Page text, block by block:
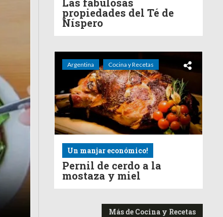
propiedades del Té de
Níspero
Argentina Cocina y Recetas
Un manjar económico!
Pernil de cerdo a la
mostaza y miel
Más de Cocina y Recetas